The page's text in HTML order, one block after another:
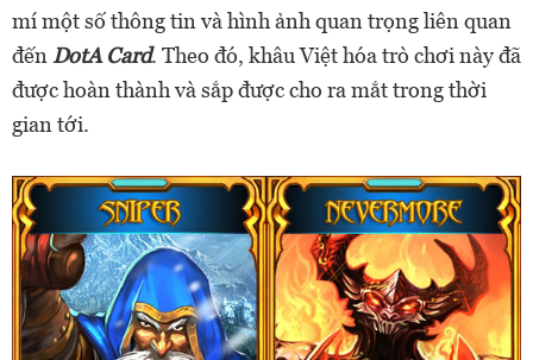
mí một số thông tin và hình ảnh quan trọng liên quan
đến DotA Card. Theo đó, khâu Việt hóa trò chơi này đã
được hoàn thành và sắp được cho ra mắt trong thời
gian tới.